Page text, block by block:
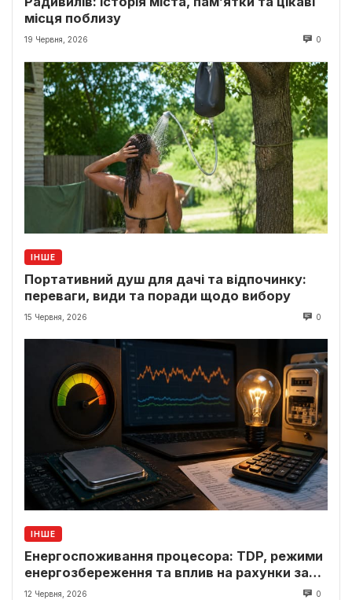
місця поблизу
19 Червня, 2026 0
ІНШЕ
Портативний душ для дачі та відпочинку:
переваги, види та поради щодо вибору
15 Червня, 2026 0
ІНШЕ
Енергоспоживання процесора: TDP, режими
енергозбереження та вплив на рахунки за
світло
12 Червня, 2026 0